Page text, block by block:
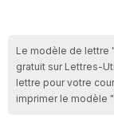
Le modèle de lettre
gratuit sur Lettres-
lettre pour votre
imprimer le modèle